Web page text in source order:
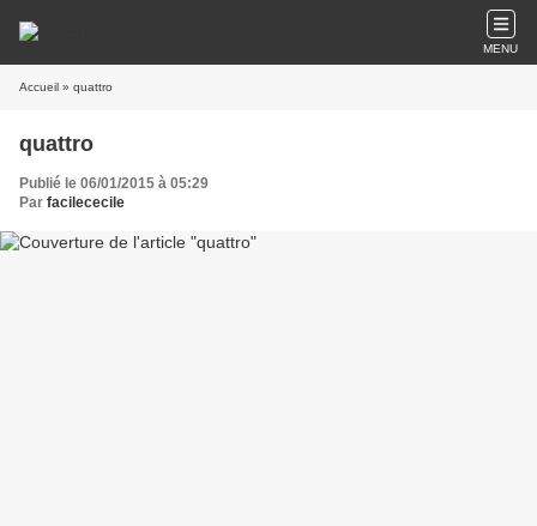
MENU
Accueil » quattro
quattro
Publié le 06/01/2015 à 05:29
Par facilececile